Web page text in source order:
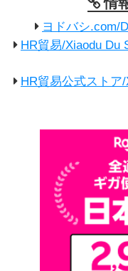
ヨドバシ.com/
HR貿易/Xiaodu Du
HR貿易公式ストア